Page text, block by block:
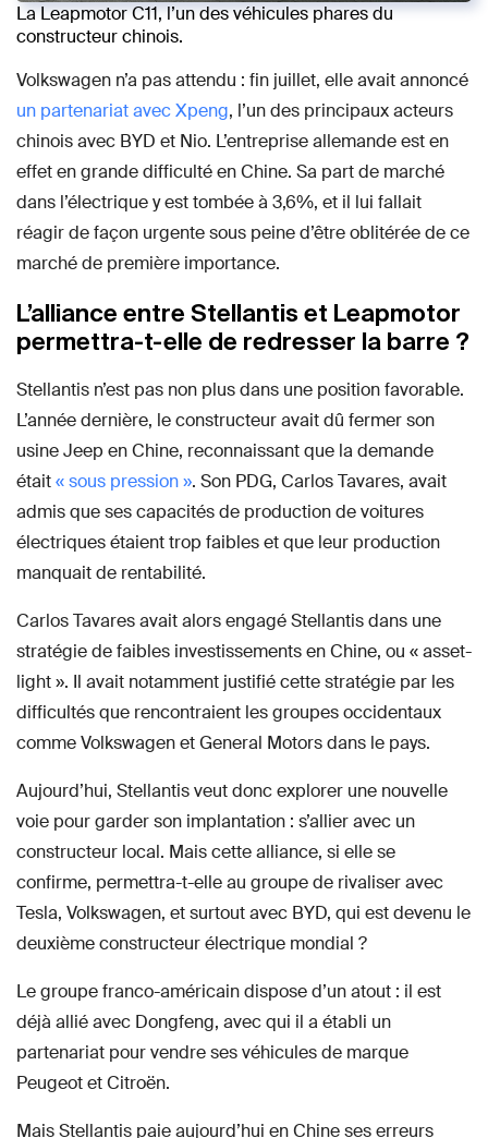
La Leapmotor C11, l’un des véhicules phares du
constructeur chinois.
Volkswagen n’a pas attendu : fin juillet, elle avait annoncé
un partenariat avec Xpeng, l’un des principaux acteurs
chinois avec BYD et Nio. L’entreprise allemande est en
effet en grande difficulté en Chine. Sa part de marché
dans l’électrique y est tombée à 3,6%, et il lui fallait
réagir de façon urgente sous peine d’être oblitérée de ce
marché de première importance.
L’alliance entre Stellantis et Leapmotor
permettra-t-elle de redresser la barre ?
Stellantis n’est pas non plus dans une position favorable.
L’année dernière, le constructeur avait dû fermer son
usine Jeep en Chine, reconnaissant que la demande
était« sous pression ». Son PDG, Carlos Tavares, avait
admis que ses capacités de production de voitures
électriques étaient trop faibles et que leur production
manquait de rentabilité.
Carlos Tavares avait alors engagé Stellantis dans une
stratégie de faibles investissements en Chine, ou « asset-
light ». Il avait notamment justifié cette stratégie par les
difficultés que rencontraient les groupes occidentaux
comme Volkswagen et General Motors dans le pays.
Aujourd’hui, Stellantis veut donc explorer une nouvelle
voie pour garder son implantation : s’allier avec un
constructeur local. Mais cette alliance, si elle se
confirme, permettra-t-elle au groupe de rivaliser avec
Tesla, Volkswagen, et surtout avec BYD, qui est devenu le
deuxième constructeur électrique mondial ?
Le groupe franco-américain dispose d’un atout : il est
déjà allié avec Dongfeng, avec qui il a établi un
partenariat pour vendre ses véhicules de marque
Peugeot et Citroën.
Mais Stellantis paie aujourd’hui en Chine ses erreurs